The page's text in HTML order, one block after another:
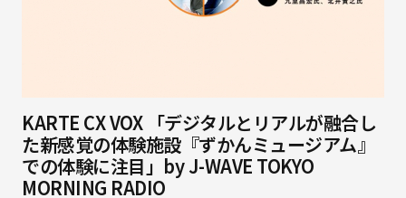
KARTE CX VOX 「デジタルとリアルが融合し
た新感覚の体験施設『ずかんミュージアム』
での体験に注目」by J-WAVE TOKYO
MORNING RADIO